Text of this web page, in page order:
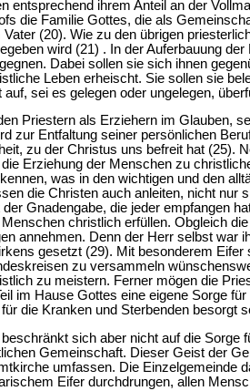
entsprechend ihrem Anteil an der
die Familie Gottes, die als
(20). Wie zu den übrigen
wird (21) . In der Auferbauung
Dabei sollen sie sich ihnen
Leben erheischt. Sie sollen sie
auf, sei es gelegen oder ungelegen,
Priestern als Erziehern im Glauben,
zur Entfaltung seiner persönlichen
zu der Christus uns befreit hat (25).
Erziehung der Menschen zu
was in den wichtigen und den
die Christen auch anleiten, nicht nur
Gnadengabe, die jeder empfangen
christlich erfüllen. Obgleich
annehmen. Denn der Herr selbst war
gesetzt (29). Mit besonderem
zu versammeln
zu meistern. Ferner mögen die
im Hause Gottes eine eigene Sorge
die Kranken und Sterbenden besorgt
sich aber nicht auf die
Gemeinschaft. Dieser Geist der
umfassen. Die Einzelgemeinde
Eifer durchdrungen, allen